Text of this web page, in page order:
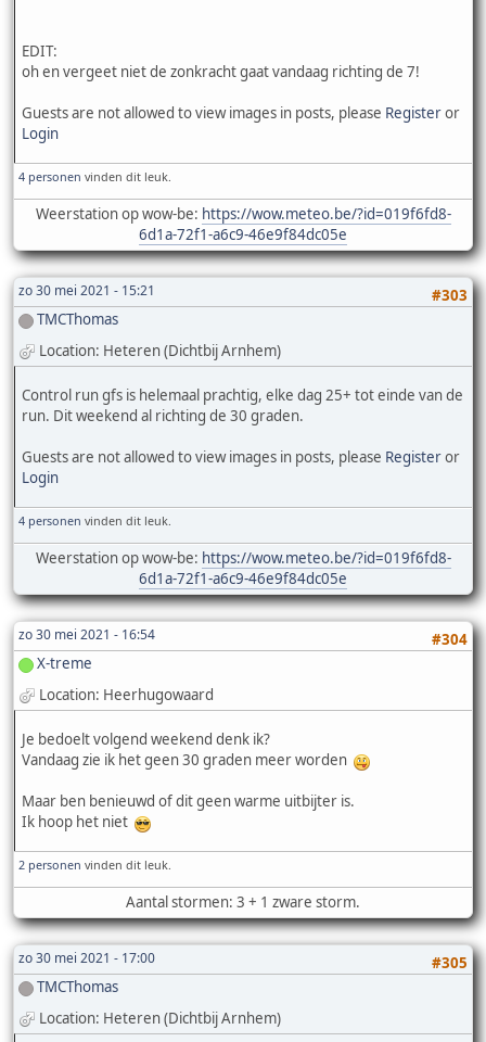
EDIT:
oh en vergeet niet de zonkracht gaat vandaag richting de 7!
Guests are not allowed to view images in posts, please Registeror
Login
4 personen vinden dit leuk.
Weerstation op wow-be: https://wow.meteo.be/?id=019f6fd8-
6d1a-72f1-a6c9-46e9f84dc05e
zo 30 mei 2021 - 15:21
#303
TMCThomas
Location: Heteren (Dichtbij Arnhem)
Control run gfs is helemaal prachtig, elke dag 25+ tot einde van de
run. Dit weekend al richting de 30 graden.
Guests are not allowed to view images in posts, please Registeror
Login
4 personen vinden dit leuk.
Weerstation op wow-be: https://wow.meteo.be/?id=019f6fd8-
6d1a-72f1-a6c9-46e9f84dc05e
zo 30 mei 2021 - 16:54
#304
X-treme
Location: Heerhugowaard
Je bedoelt volgend weekend denk ik?
Vandaag zie ik het geen 30 graden meer worden
Maar ben benieuwd of dit geen warme uitbijter is.
Ik hoop het niet
2 personen vinden dit leuk.
Aantal stormen: 3 + 1 zware storm.
zo 30 mei 2021 - 17:00
#305
TMCThomas
Location: Heteren (Dichtbij Arnhem)